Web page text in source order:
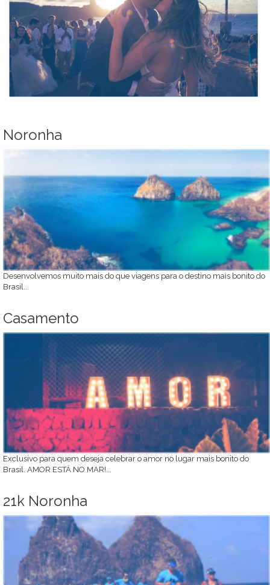
Noronha
Desenvolvemos muito mais do que viagens para o destino mais bonito do
Brasil...
Casamento
Exclusivo para quem deseja celebrar o amor no lugar mais bonito do
Brasil. AMOR ESTÁ NO MAR!...
21k Noronha